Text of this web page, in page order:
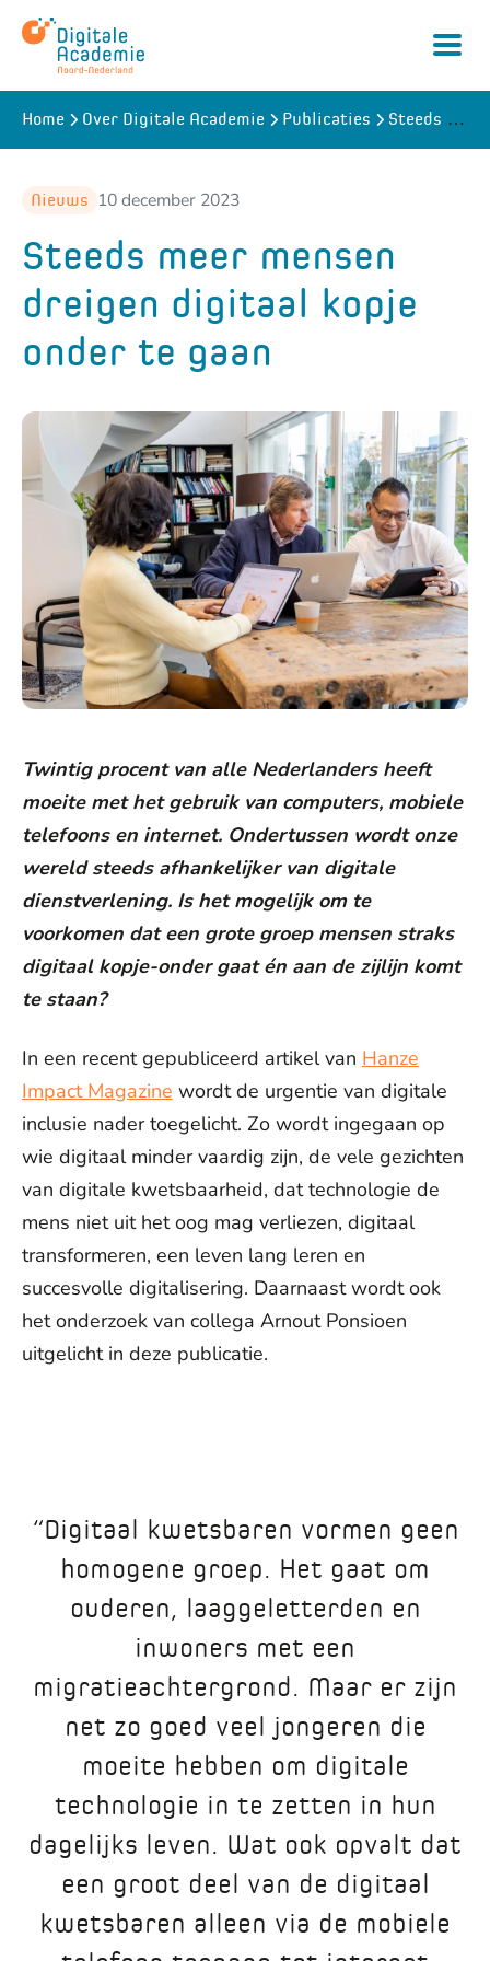
Naar
Home Over Digitale Academie Publicaties Steeds meer mensen dreigen digitaal kopje onder te gaan
Nieuws 10 december 2023
Steeds meer mensen
dreigen digitaal kopje
onder te gaan
Twintig procent van alle Nederlanders heeft
moeite met het gebruik van computers, mobiele
telefoons en internet. Ondertussen wordt onze
wereld steeds afhankelijker van digitale
dienstverlening. Is het mogelijk om te
voorkomen dat een grote groep mensen straks
digitaal kopje-onder gaat én aan de zijlijn komt
te staan?
In een recent gepubliceerd artikel van Hanze
Impact Magazine wordt de urgentie van digitale
inclusie nader toegelicht. Zo wordt ingegaan op
wie digitaal minder vaardig zijn, de vele gezichten
van digitale kwetsbaarheid, dat technologie de
mens niet uit het oog mag verliezen, digitaal
transformeren, een leven lang leren en
succesvolle digitalisering. Daarnaast wordt ook
het onderzoek van collega Arnout Ponsioen
uitgelicht in deze publicatie.
“Digitaal kwetsbaren vormen geen
homogene groep. Het gaat om
ouderen, laaggeletterden en
inwoners met een
migratieachtergrond. Maar er zijn
net zo goed veel jongeren die
moeite hebben om digitale
technologie in te zetten in hun
dagelijks leven. Wat ook opvalt dat
een groot deel van de digitaal
kwetsbaren alleen via de mobiele